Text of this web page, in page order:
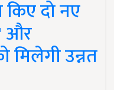
दो नए
और
मिलेगी उन्नत